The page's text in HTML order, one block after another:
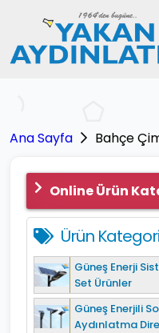
Ana Sayfa Bahçe
Online Ürün
Ürün
Güneş Enerji
Set Ürünler
Güneş Enerjili
Aydınlatma